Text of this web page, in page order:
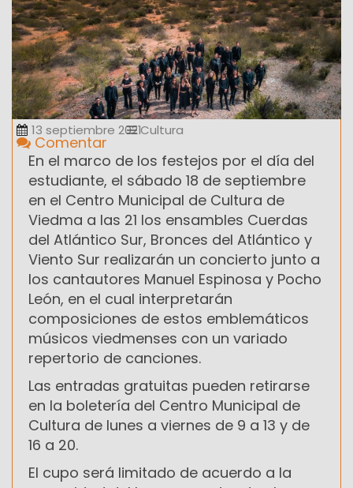
13 septiembre 2021Cultura
Comentar
En el marco de los festejos por el día del
estudiante, el sábado 18 de septiembre
en el Centro Municipal de Cultura de
Viedma a las 21 los ensambles Cuerdas
del Atlántico Sur, Bronces del Atlántico y
Viento Sur realizarán un concierto junto a
los cantautores Manuel Espinosa y Pocho
León, en el cual interpretarán
composiciones de estos emblemáticos
músicos viedmenses con un variado
repertorio de canciones.
Las entradas gratuitas pueden retirarse
en la boletería del Centro Municipal de
Cultura de lunes a viernes de 9 a 13 y de
16 a 20.
El cupo será limitado de acuerdo a la